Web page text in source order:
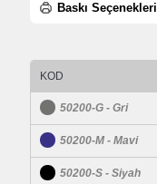
Baskı Seçenekleri
KOD
50200-G - Gri
50200-M - Mavi
50200-S - Siyah